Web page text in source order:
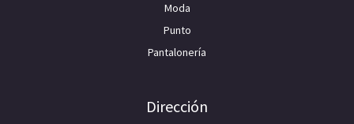
Moda
Punto
Pantalonería
Dirección